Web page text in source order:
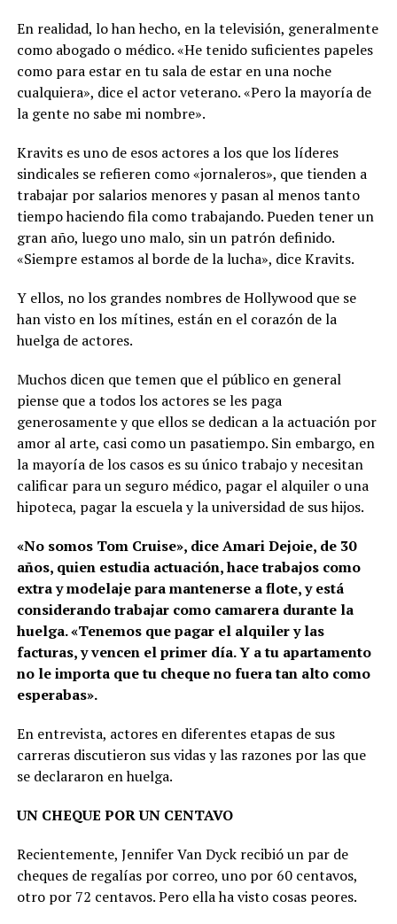
En realidad, lo han hecho, en la televisión, generalmente
como abogado o médico. «He tenido suficientes papeles
como para estar en tu sala de estar en una noche
cualquiera», dice el actor veterano. «Pero la mayoría de
la gente no sabe mi nombre».
Kravits es uno de esos actores a los que los líderes
sindicales se refieren como «jornaleros», que tienden a
trabajar por salarios menores y pasan al menos tanto
tiempo haciendo fila como trabajando. Pueden tener un
gran año, luego uno malo, sin un patrón definido.
«Siempre estamos al borde de la lucha», dice Kravits.
Y ellos, no los grandes nombres de Hollywood que se
han visto en los mítines, están en el corazón de la
huelga de actores.
Muchos dicen que temen que el público en general
piense que a todos los actores se les paga
generosamente y que ellos se dedican a la actuación por
amor al arte, casi como un pasatiempo. Sin embargo, en
la mayoría de los casos es su único trabajo y necesitan
calificar para un seguro médico, pagar el alquiler o una
hipoteca, pagar la escuela y la universidad de sus hijos.
«No somos Tom Cruise», dice Amari Dejoie, de 30
años, quien estudia actuación, hace trabajos como
extra y modelaje para mantenerse a flote, y está
considerando trabajar como camarera durante la
huelga. «Tenemos que pagar el alquiler y las
facturas, y vencen el primer día. Y a tu apartamento
no le importa que tu cheque no fuera tan alto como
esperabas».
En entrevista, actores en diferentes etapas de sus
carreras discutieron sus vidas y las razones por las que
se declararon en huelga.
UN CHEQUE POR UN CENTAVO
Recientemente, Jennifer Van Dyck recibió un par de
cheques de regalías por correo, uno por 60 centavos,
otro por 72 centavos. Pero ella ha visto cosas peores.